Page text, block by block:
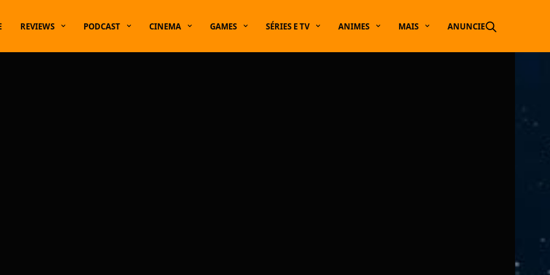
REVIEWS PODCAST CINEMA GAMES SÉRIES E TV ANIMES MAIS ANUNCIE